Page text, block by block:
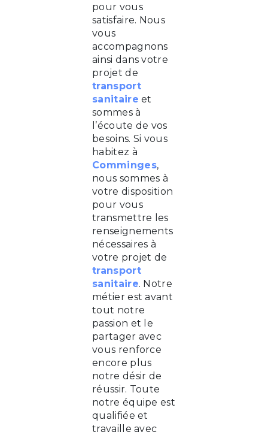
pour vous
satisfaire. Nous
vous
accompagnons
ainsi dans votre
projet de
transport
sanitaire et
sommes à
l’écoute de vos
besoins. Si vous
habitez à
Comminges,
nous sommes à
votre disposition
pour vous
transmettre les
renseignements
nécessaires à
votre projet de
transport
sanitaire. Notre
métier est avant
tout notre
passion et le
partager avec
vous renforce
encore plus
notre désir de
réussir. Toute
notre équipe est
qualifiée et
travaille avec